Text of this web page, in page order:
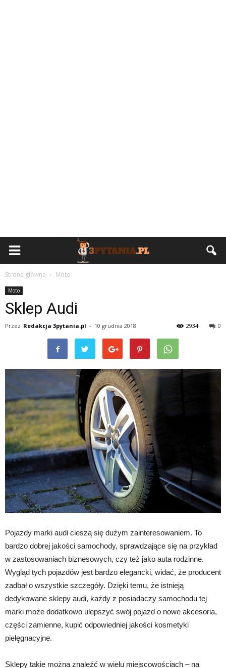
Strona główna Moto
Moto
Sklep Audi
Przez Redakcja 3pytania.pl - 10 grudnia 2018 0
2934
Pojazdy marki audi cieszą się dużym zainteresowaniem. To
bardzo dobrej jakości samochody, sprawdzające się na przykład
w zastosowaniach biznesowych, czy też jako auta rodzinne.
Wygląd tych pojazdów jest bardzo elegancki, widać, że producent
zadbał o wszystkie szczegóły. Dzięki temu, że istnieją
dedykowane sklepy audi, każdy z posiadaczy samochodu tej
marki może dodatkowo ulepszyć swój pojazd o nowe akcesoria,
części zamienne, kupić odpowiedniej jakości kosmetyki
pielęgnacyjne.
Sklepy takie można znaleźć w wielu miejscowościach – na